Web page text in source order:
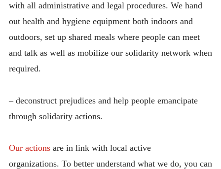
with all administrative and legal procedures. We hand
out health and hygiene equipment both indoors and
outdoors, set up shared meals where people can meet
and talk as well as mobilize our solidarity network when
required.
– deconstruct prejudices and help people emancipate
through solidarity actions.
Our actionsare in link with local active
organizations. To better understand what we do, you can